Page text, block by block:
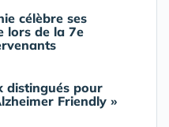
célèbre ses
lors de la 7e
distingués pour
Friendly »